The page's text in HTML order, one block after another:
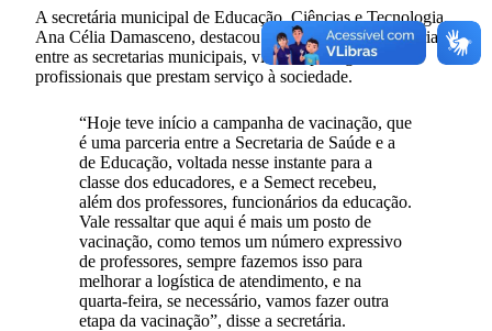
A secretária municipal de Educação, Ciências e Tecnologia,
Ana Célia Damasceno, destacou a importância da parceria
entre as secretarias municipais, visando proteger os
profissionais que prestam serviço à sociedade.
“Hoje teve início a campanha de vacinação, que
é uma parceria entre a Secretaria de Saúde e a
de Educação, voltada nesse instante para a
classe dos educadores, e a Semect recebeu,
além dos professores, funcionários da educação.
Vale ressaltar que aqui é mais um posto de
vacinação, como temos um número expressivo
de professores, sempre fazemos isso para
melhorar a logística de atendimento, e na
quarta-feira, se necessário, vamos fazer outra
etapa da vacinação”, disse a secretária.